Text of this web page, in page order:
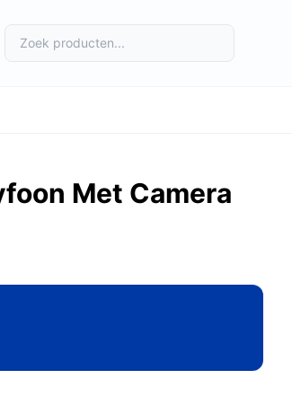
Met Camera